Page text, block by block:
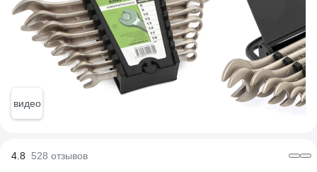
видео
4.8 528 отзывов